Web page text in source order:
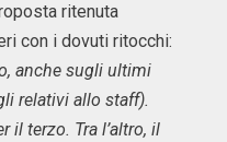
ritenuta
con i dovuti ritocchi:
anche sugli ultimi
relativi allo staff).
il terzo. Tra l’altro, il